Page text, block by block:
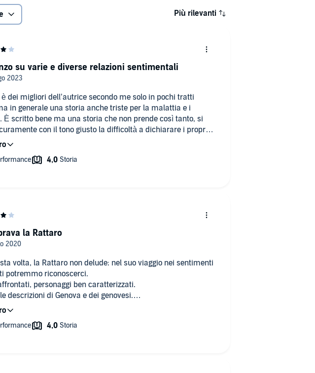
Più rilevanti
dei migliori dell’autrice secondo me solo in pochi tratti
in generale una storia anche triste per la malattia e i
scritto bene ma una storia che non prende così tanto, si
con il tono giusto la difficoltà a dichiarare i propri
La lettrice, mi dispiace ma è proprio il
su varie e diverse relazioni sentimentali
volta, la Rattaro non delude: nel suo viaggio nei sentimenti
potremmo riconoscerci.
personaggi ben caratterizzati.
descrizioni di Genova e dei genovesi.
anche la narratrice.
la Rattaro